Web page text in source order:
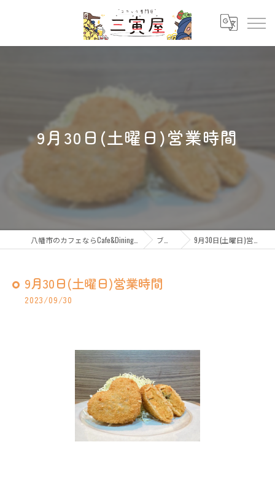
9月30日(土曜日)営業時間
ブログ 9月30日(土曜日)営業時間
9月30日(土曜日)営業時間
2023/09/30